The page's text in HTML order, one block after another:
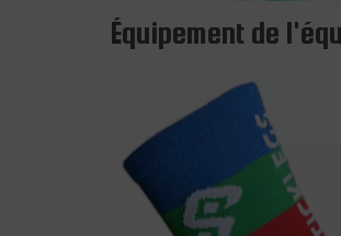
Équipement de